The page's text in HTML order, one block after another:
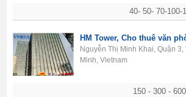
40- 50- 70-100-
150 - 300 -
HM Tower, Cho thuê văn
Nguyễn Thị Minh Khai, Quận
Minh, Vietnam